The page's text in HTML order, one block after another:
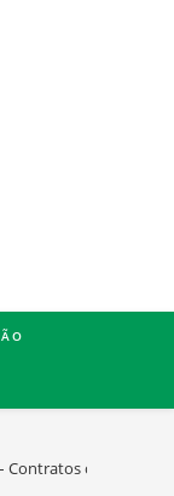
Contratos com